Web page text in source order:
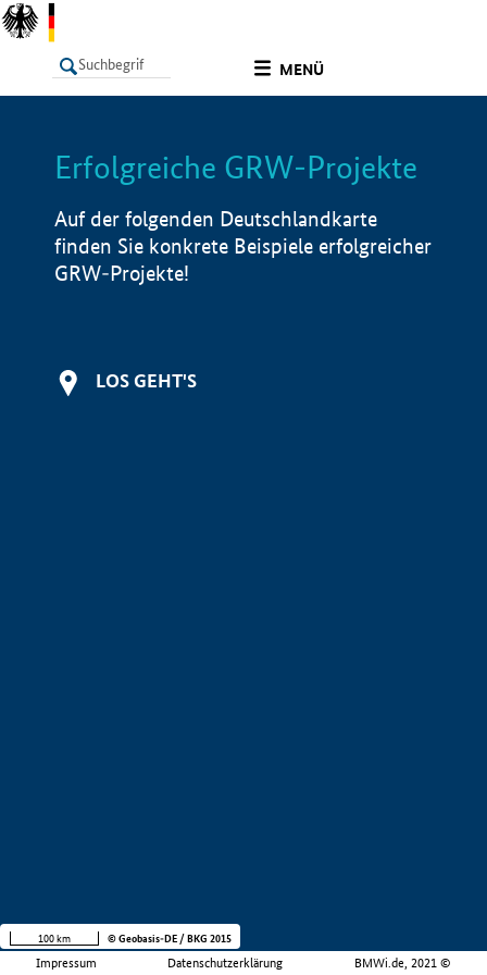
MENÜ
LISTE Info
Erfolgreiche GRW-Projekte
Auf der folgenden Deutschlandkarte
finden Sie konkrete Beispiele erfolgreicher
GRW-Projekte!
LOS GEHT'S
Impressum Datenschutzerklärung BMWi.de, 2021 ©
100 km © Geobasis-DE / BKG 2015